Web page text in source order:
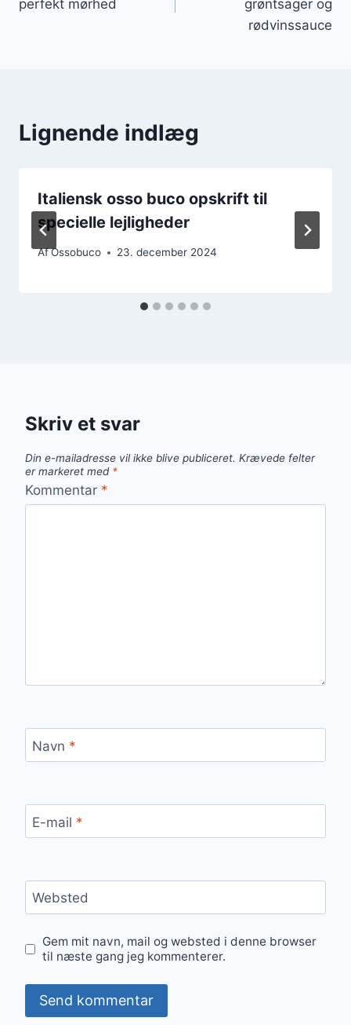
perfekt mørhed
grøntsager og
rødvinssauce
Lignende indlæg
Italiensk osso buco opskrift til
specielle lejligheder
AfOssobuco 23. december 2024
Skriv et svar
Din e-mailadresse vil ikke blive publiceret. Krævede felter
er markeret med *
Kommentar *
Navn *
E-mail *
Websted
Gem mit navn, mail og websted i denne browser
til næste gang jeg kommenterer.